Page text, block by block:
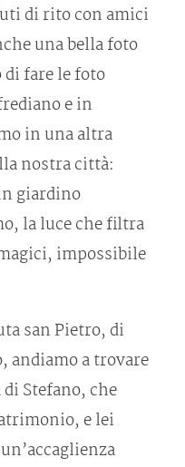
di rito con amici
una bella foto
fare le foto
e in
in una altra
nostra città:
giardino
la luce che filtra
impossibile
san Pietro, di
andiamo a trovare
Stefano, che
e lei